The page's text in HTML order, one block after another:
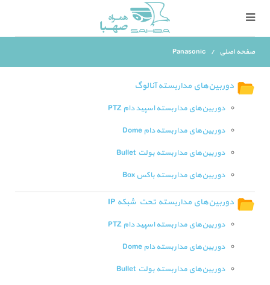
صفحه اصلی Panasonic
دوربین‌های مداربسته آنالوگ
دوربین‌های مداربسته اسپید دام PTZ
دوربین‌های مداربسته دام Dome
دوربین‌های مداربسته بولت Bullet
دوربین‌های مداربسته باکس Box
دوربین‌های مداربسته تحت شبکه IP
دوربین‌های مداربسته اسپید دام PTZ
دوربین‌های مداربسته دام Dome
دوربین‌های مداربسته بولت Bullet